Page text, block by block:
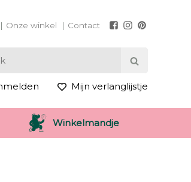
Onze winkel Contact
Mijn verlanglijstje
Winkelmandje